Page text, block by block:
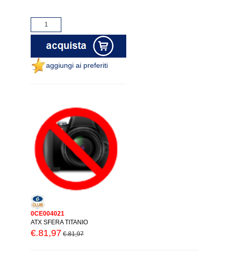
aggiungi ai preferiti
0CE004021
ATX SFERA TITANIO
€.81,97 €.81,97